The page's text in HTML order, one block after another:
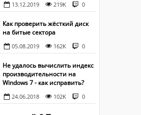
13.12.2019 219K 0
Как проверить жёсткий диск
на битые сектора
05.08.2019 162K 0
Не удалось вычислить индекс
производительности на
Windows 7 - как исправить?
24.06.2018 102K 0